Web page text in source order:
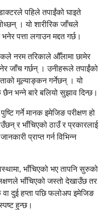
पहिले तपाईंको घाइते
। यो शारीरिक जाँचले
पत्ता लगाउन मद्दत गर्छ।
नरम तरिकाले औँलामा छामेर
जाँच गर्छन् । उनीहरूले तपाईंको
मूल्याङ्कन गर्नेछन् । यो
भन्ने बारे बलियो सुझाव दिन्छ।
गर्ने मानक इमेजिङ परीक्षण हो
र भाँचिएको ठाउँ र प्रकारलाई
प्राप्त गर्न विभिन्न
भाँचिएको भए तापनि सुरुको
भाँचिएको जस्तो देखाउँछ तर
दुई हप्ता पछि फलोअप इमेजिङ
हुन्छ।